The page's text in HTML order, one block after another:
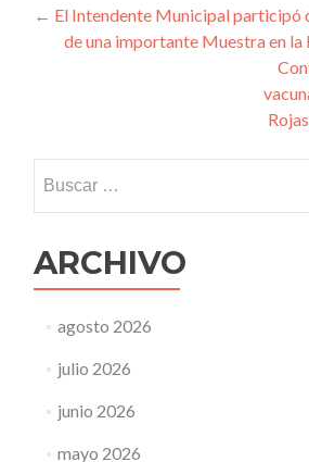
Navegación
de
← El Intendente Municipal participó
de una importante Muestra en la
ARCHIVO
agosto 2026
julio 2026
junio 2026
mayo 2026